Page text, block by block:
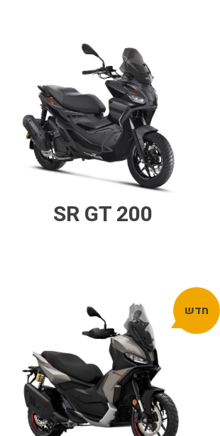
SR GT 200
חדש